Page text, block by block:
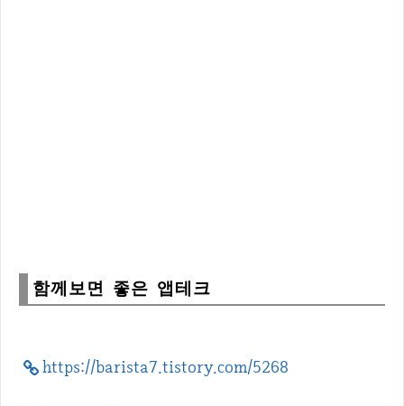
함께보면 좋은 앱테크
https://barista7.tistory.com/5268